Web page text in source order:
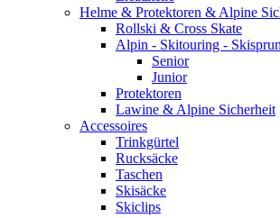
Helme & Protektoren & Alpine
Rollski & Cross Skate
Alpin - Skitouring -
Senior
Junior
Protektoren
Lawine & Alpine Sicherheit
Accessoires
Trinkgürtel
Rucksäcke
Taschen
Skisäcke
Skiclips